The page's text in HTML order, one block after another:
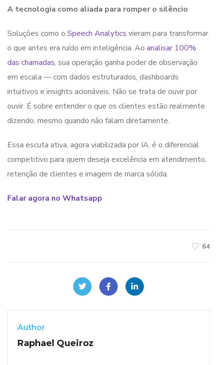
A tecnologia como aliada para romper o silêncio
Soluções como o Speech Analytics vieram para transformar
o que antes era ruído em inteligência. Ao analisar 100%
das chamadas, sua operação ganha poder de observação
em escala — com dados estruturados, dashboards
intuitivos e insights acionáveis. Não se trata de ouvir por
ouvir. É sobre entender o que os clientes estão realmente
dizendo, mesmo quando não falam diretamente.
Essa escuta ativa, agora viabilizada por IA, é o diferencial
competitivo para quem deseja excelência em atendimento,
retenção de clientes e imagem de marca sólida.
Falar agora no Whatsapp
64
Author
Raphael Queiroz